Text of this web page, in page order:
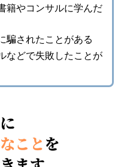
籍やコンサルに学んだ
騙されたことがある
などで失敗したことが